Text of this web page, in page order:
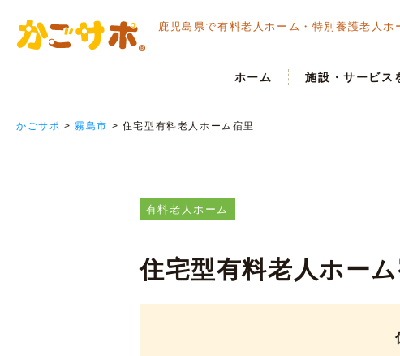
鹿児島県で有料老人ホーム・ 特別養護老人ホ
ホーム 施設・サービス
かごサポ >霧島市 > 住宅型有料老人ホーム宿里
有料老人ホーム
住宅型有料老人ホー